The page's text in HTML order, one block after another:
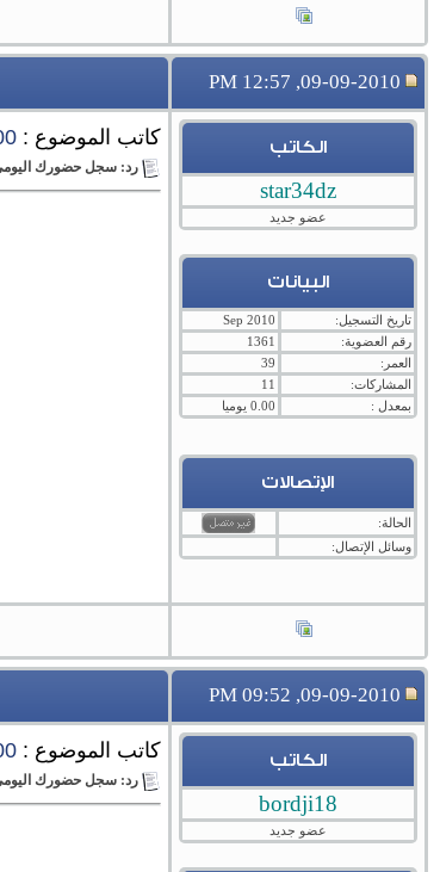
09-09-2010, 12:57 PM
الكاتب
star34dz
عضو جديد
البيانات
تاريخ التسجيل:
Sep 2010
رقم العضوية:
1361
العمر:
39
المشاركات:
11
بمعدل :
0.00 يوميا
الإتصالات
الحالة:
وسائل الإتصال:
كاتب الموضوع :
رد: سجل حضورك
09-09-2010, 09:52 PM
الكاتب
bordji18
عضو جديد
كاتب الموضوع :
رد: سجل حضورك